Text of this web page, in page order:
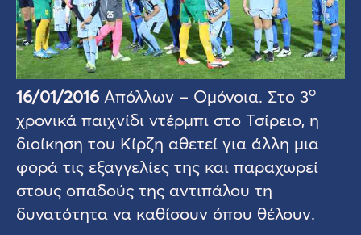
16/01/2016 Απόλλων – Ομόνοια. Στο 3ο
χρονικά παιχνίδι ντέρμπι στο Τσίρειο, η
διοίκηση του Κίρζη αθετεί για άλλη μια
φορά τις εξαγγελίες της και παραχωρεί
στους οπαδούς της αντιπάλου τη
δυνατότητα να καθίσουν όπου θέλουν.